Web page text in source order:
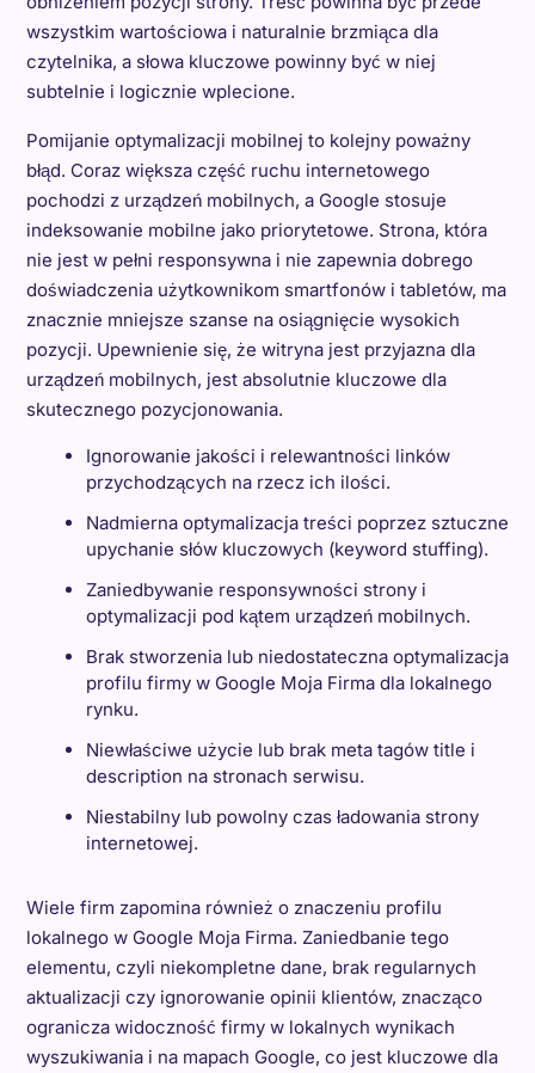
wszystkim wartościowa i naturalnie brzmiąca dla
czytelnika, a słowa kluczowe powinny być w niej
subtelnie i logicznie wplecione.
Pomijanie optymalizacji mobilnej to kolejny poważny
błąd. Coraz większa część ruchu internetowego
pochodzi z urządzeń mobilnych, a Google stosuje
indeksowanie mobilne jako priorytetowe. Strona, która
nie jest w pełni responsywna i nie zapewnia dobrego
doświadczenia użytkownikom smartfonów i tabletów, ma
znacznie mniejsze szanse na osiągnięcie wysokich
pozycji. Upewnienie się, że witryna jest przyjazna dla
urządzeń mobilnych, jest absolutnie kluczowe dla
skutecznego pozycjonowania.
Ignorowanie jakości i relewantności linków
przychodzących na rzecz ich ilości.
Nadmierna optymalizacja treści poprzez sztuczne
upychanie słów kluczowych (keyword stuffing).
Zaniedbywanie responsywności strony i
optymalizacji pod kątem urządzeń mobilnych.
Brak stworzenia lub niedostateczna optymalizacja
profilu firmy w Google Moja Firma dla lokalnego
rynku.
Niewłaściwe użycie lub brak meta tagów title i
description na stronach serwisu.
Niestabilny lub powolny czas ładowania strony
internetowej.
Wiele firm zapomina również o znaczeniu profilu
lokalnego w Google Moja Firma. Zaniedbanie tego
elementu, czyli niekompletne dane, brak regularnych
aktualizacji czy ignorowanie opinii klientów, znacząco
ogranicza widoczność firmy w lokalnych wynikach
wyszukiwania i na mapach Google, co jest kluczowe dla